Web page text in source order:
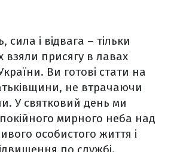
сила і відвага – тільки
взяли присягу в лавах
Ви готові стати на
не втрачаючи
У святковий день ми
мирного неба над
особистого життя і